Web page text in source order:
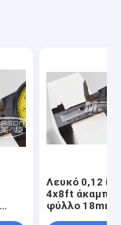
Λευκό 0,12
4x8ft
φύλλο 18mm